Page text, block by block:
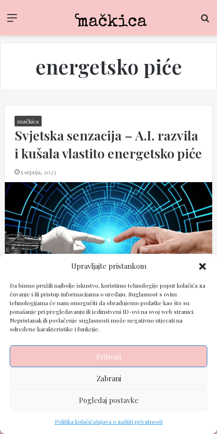
Upravljajte pristankom
Da bismo pružili najbolje iskustvo, koristimo tehnologije poput kolačića za
čuvanje i/ili pristup informacijama o uređaju. Suglasnost s ovim
tehnologijama će nam omogućiti da obrađujemo podatke kao što su
ponašanje pri pregledavanju ili jedinstveni ID-ovi na ovoj web stranici.
Nepristanak ili povlačenje suglasnosti može negativno utjecati na
određene karakteristike i funkcije.
Prihvati
Zabrani
Pogledaj postavke
Politika kolačićaIzjava o zaštiti privatnosti
energetsko piće
mačkica
Svjetska senzacija – A.I. razvila
i kušala vlastito energetsko piće
5 srpnja, 2023
Powered by: PiS Marketing | Redakcija Group |
Pravila privatnostiiIzjava o kolačićima